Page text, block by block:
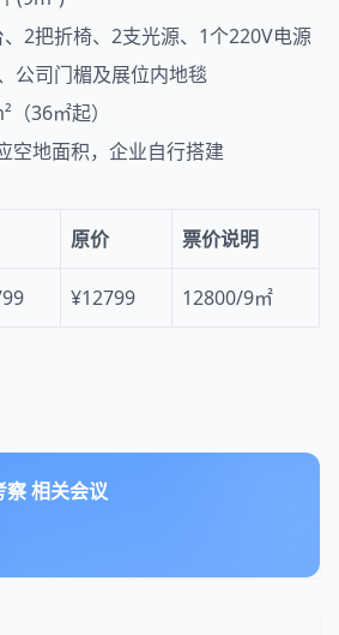
2把折椅、2支光源、1个220V电源
公司门楣及展位内地毯
36㎡起）
空地面积，企业自行搭建
原价 票价说明
¥12799 12800/9㎡
察相关会议